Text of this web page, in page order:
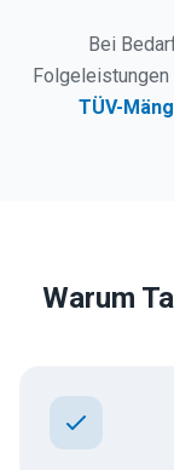
Bei
Folgeleistungen
TÜV-
Warum